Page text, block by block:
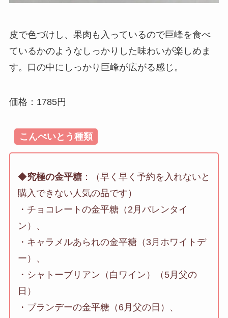
皮で色づけし、果肉も入っているので巨峰を食べ
ているかのようなしっかりした味わいが楽しめま
す。口の中にしっかり巨峰が広がる感じ。
価格：1785円
こんぺいとう種類
◆究極の金平糖：（早く早く予約を入れないと
購入できない人気の品です）
・チョコレートの金平糖（2月バレンタイ
ン）、
・キャラメルあられの金平糖（3月ホワイトデ
ー）、
・シャトーブリアン（白ワイン）（5月父の
日）
・ブランデーの金平糖（6月父の日）、